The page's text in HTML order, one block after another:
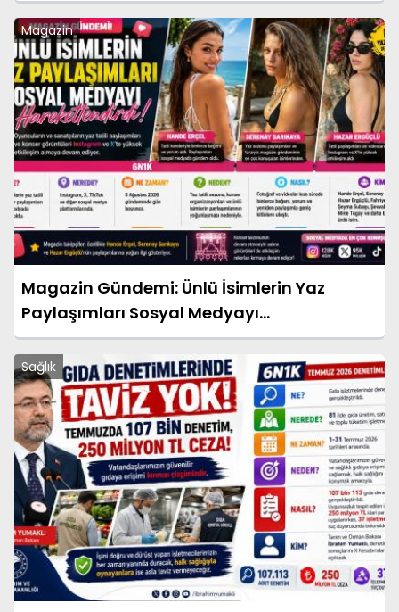
Magazin
Magazin Gündemi: Ünlü İsimlerin Yaz
Paylaşımları Sosyal Medyayı
Hareketlendirdi
Sağlık